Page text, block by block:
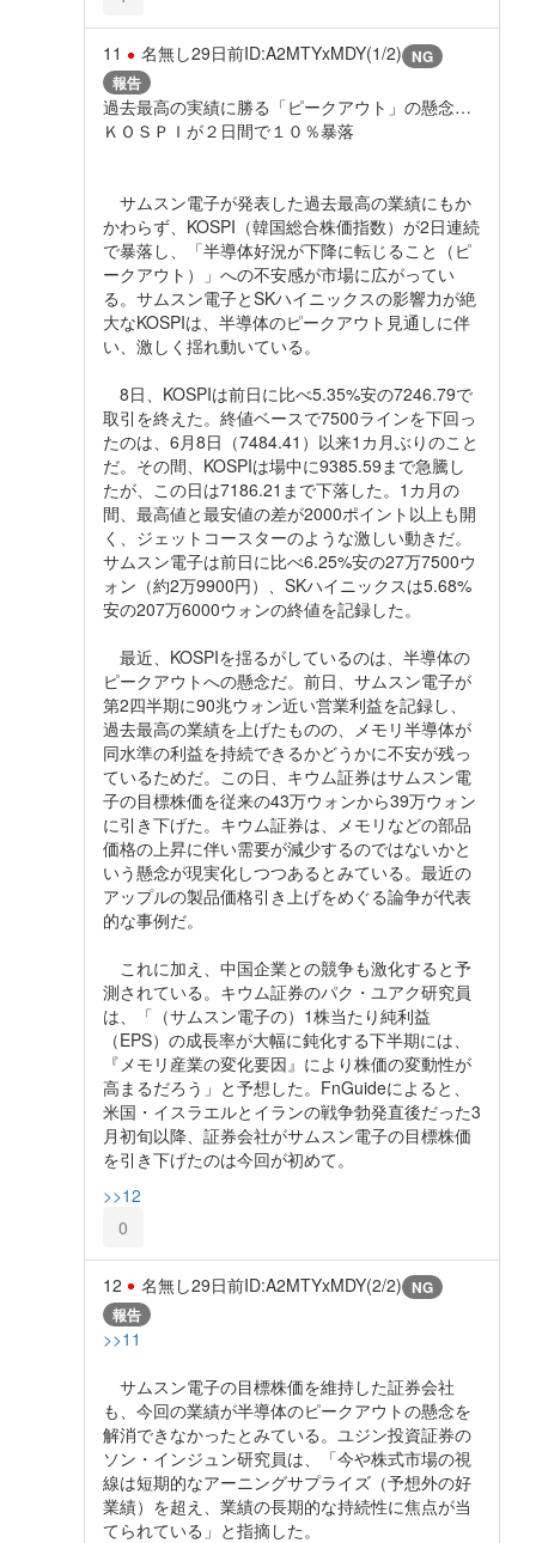
11 名無し29日前ID:A2MTYxMDY(1/2) NG
報告
過去最高の実績に勝る「ピークアウト」の懸念…
ＫＯＳＰＩが２日間で１０％暴落
サムスン電子が発表した過去最高の業績にもか
かわらず、KOSPI（韓国総合株価指数）が2日連続
で暴落し、「半導体好況が下降に転じること（ピ
ークアウト）」への不安感が市場に広がってい
る。サムスン電子とSKハイニックスの影響力が絶
大なKOSPIは、半導体のピークアウト見通しに伴
い、激しく揺れ動いている。
8日、KOSPIは前日に比べ5.35%安の7246.79で
取引を終えた。終値ベースで7500ラインを下回っ
たのは、6月8日（7484.41）以来1カ月ぶりのこと
だ。その間、KOSPIは場中に9385.59まで急騰し
たが、この日は7186.21まで下落した。1カ月の
間、最高値と最安値の差が2000ポイント以上も開
く、ジェットコースターのような激しい動きだ。
サムスン電子は前日に比べ6.25%安の27万7500ウ
ォン（約2万9900円）、SKハイニックスは5.68%
安の207万6000ウォンの終値を記録した。
最近、KOSPIを揺るがしているのは、半導体の
ピークアウトへの懸念だ。前日、サムスン電子が
第2四半期に90兆ウォン近い営業利益を記録し、
過去最高の業績を上げたものの、メモリ半導体が
同水準の利益を持続できるかどうかに不安が残っ
ているためだ。この日、キウム証券はサムスン電
子の目標株価を従来の43万ウォンから39万ウォン
に引き下げた。キウム証券は、メモリなどの部品
価格の上昇に伴い需要が減少するのではないかと
いう懸念が現実化しつつあるとみている。最近の
アップルの製品価格引き上げをめぐる論争が代表
的な事例だ。
これに加え、中国企業との競争も激化すると予
測されている。キウム証券のパク・ユアク研究員
は、「（サムスン電子の）1株当たり純利益
（EPS）の成長率が大幅に鈍化する下半期には、
『メモリ産業の変化要因』により株価の変動性が
高まるだろう」と予想した。FnGuideによると、
米国・イスラエルとイランの戦争勃発直後だった3
月初旬以降、証券会社がサムスン電子の目標株価
を引き下げたのは今回が初めて。
>>12
0
12 名無し29日前ID:A2MTYxMDY(2/2) NG
報告
>>11
サムスン電子の目標株価を維持した証券会社
も、今回の業績が半導体のピークアウトの懸念を
解消できなかったとみている。ユジン投資証券の
ソン・インジュン研究員は、「今や株式市場の視
線は短期的なアーニングサプライズ（予想外の好
業績）を超え、業績の長期的な持続性に焦点が当
てられている」と指摘した。